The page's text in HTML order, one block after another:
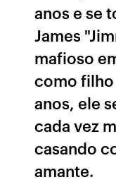
anos e se
James
mafioso
como
anos, ele
cada vez
casando
amante.